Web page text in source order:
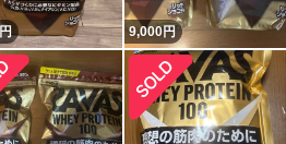
円 9,000円